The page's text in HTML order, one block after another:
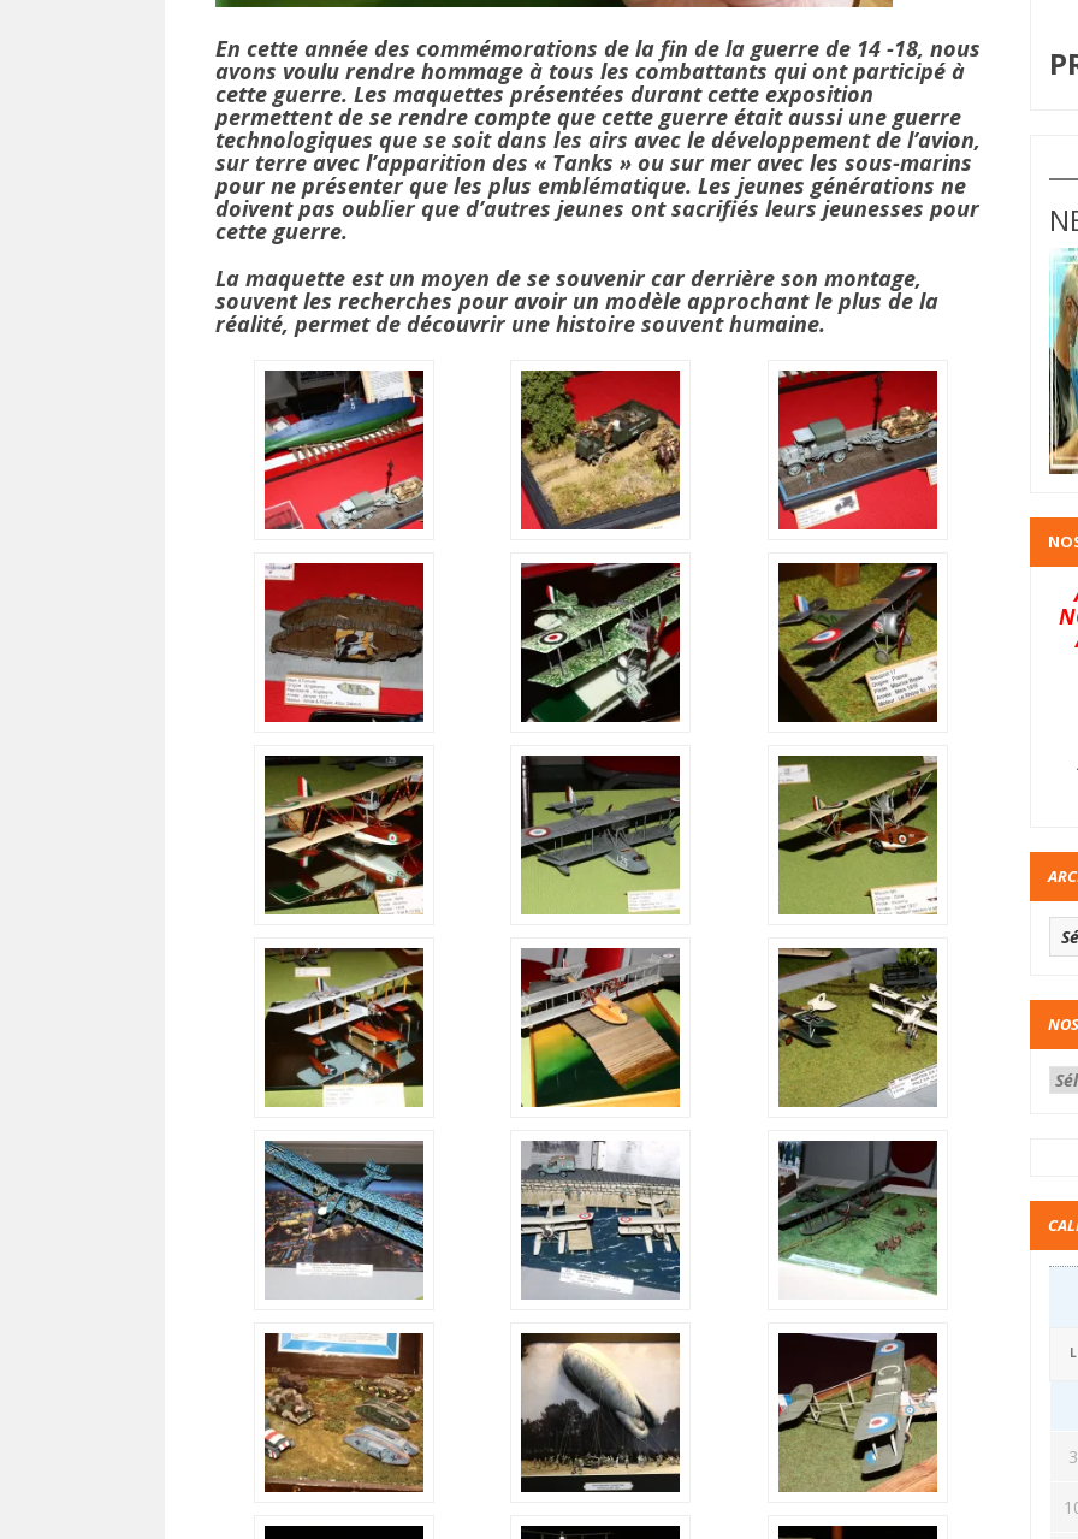
En cette année des commémorations de la fin de la guerre de 14 -18, nous
avons voulu rendre hommage à tous les combattants qui ont participé à
cette guerre. Les maquettes présentées durant cette exposition
permettent de se rendre compte que cette guerre était aussi une guerre
technologiques que se soit dans les airs avec le développement de l’avion,
sur terre avec l’apparition des « Tanks » ou sur mer avec les sous-marins
pour ne présenter que les plus emblématique. Les jeunes générations ne
doivent pas oublier que d’autres jeunes ont sacrifiés leurs jeunesses pour
cette guerre.
La maquette est un moyen de se souvenir car derrière son montage,
souvent les recherches pour avoir un modèle approchant le plus de la
réalité, permet de découvrir une histoire souvent humaine.
L
3